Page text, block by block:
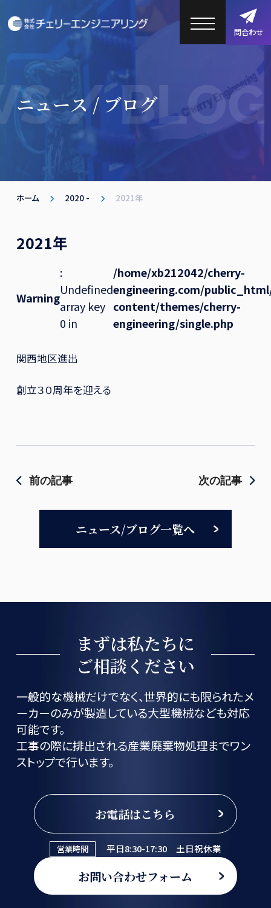
問合わせ
/
ニュース / ブログ
ホーム 2020 - 2021年
2021年
Warning
:
Undefined
array key
0 in
/home/xb212042/cherry-
engineering.com/
content/themes/cherry-
engineering/single.php
関西地区進出
創立３０周年を迎える
前の記事 次の記事
ニュース/ブログ一覧へ
まずは私たちに
ご相談ください
一般的な機械だけでなく、世界的にも限られたメ
ーカーのみが製造している大型機械なども対応
可能です。
工事の際に排出される産業廃棄物処理までワン
ストップで行います。
お電話はこちら
営業時間 平日8:30-17:30 土日祝休業
お問い合わせフォーム